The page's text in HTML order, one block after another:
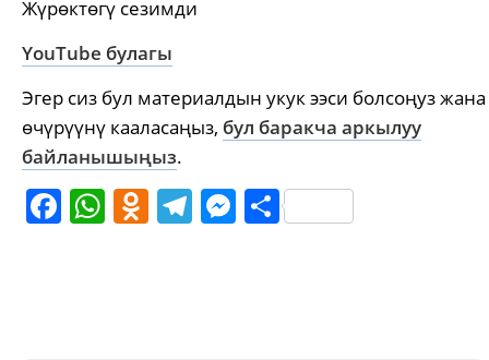
Жүрөктөгү сезимди
YouTube булагы
Эгер сиз бул материалдын укук ээси болсоңуз жана
өчүрүүнү кааласаңыз, бул баракча аркылуу
байланышыңыз.
Facebook
WhatsApp
Odnoklassniki
Telegram
Messenger
Share